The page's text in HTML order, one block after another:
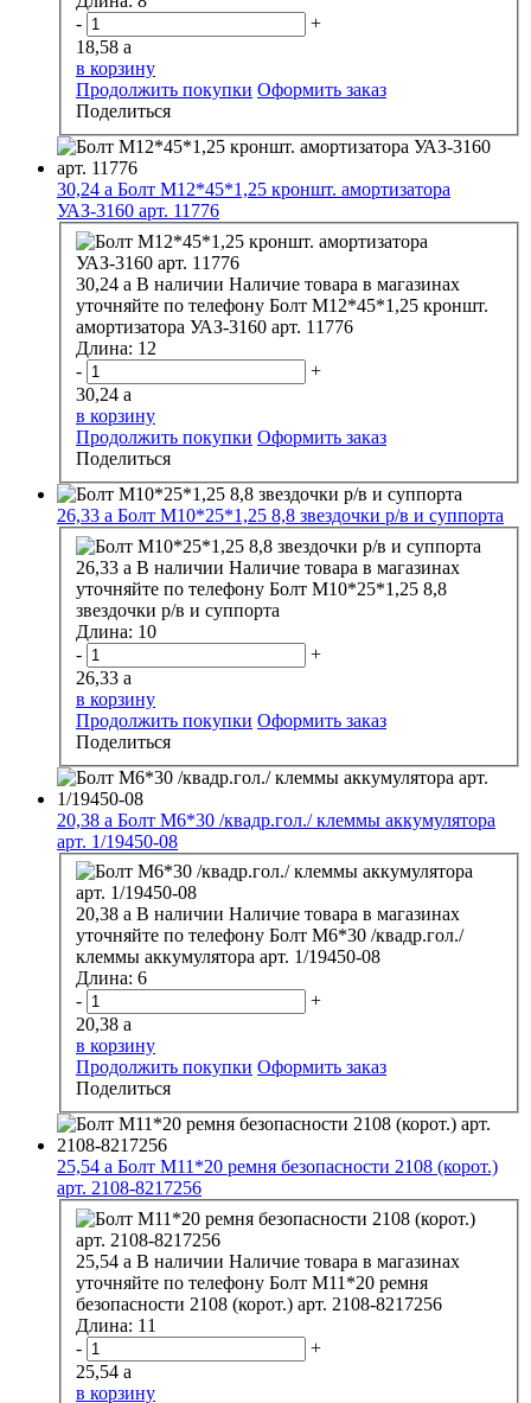
-
+
18,58 a
в корзину
Продолжить покупки Оформить заказ
Поделиться
30,24 a Болт М12*45*1,25 кроншт. амортизатора
УАЗ-3160 арт. 11776
30,24 a В наличии Наличие товара в магазинах
уточняйте по телефону Болт М12*45*1,25 кроншт.
амортизатора УАЗ-3160 арт. 11776
Длина: 12
-
+
30,24 a
в корзину
Продолжить покупки Оформить заказ
Поделиться
26,33 a Болт М10*25*1,25 8,8 звездочки р/в и суппорта
26,33 a В наличии Наличие товара в магазинах
уточняйте по телефону Болт М10*25*1,25 8,8
звездочки р/в и суппорта
Длина: 10
-
+
26,33 a
в корзину
Продолжить покупки Оформить заказ
Поделиться
20,38 a Болт М6*30 /квадр.гол./ клеммы аккумулятора
арт. 1/19450-08
20,38 a В наличии Наличие товара в магазинах
уточняйте по телефону Болт М6*30 /квадр.гол./
клеммы аккумулятора арт. 1/19450-08
Длина: 6
-
+
20,38 a
в корзину
Продолжить покупки Оформить заказ
Поделиться
25,54 a Болт М11*20 ремня безопасности 2108 (корот.)
арт. 2108-8217256
25,54 a В наличии Наличие товара в магазинах
уточняйте по телефону Болт М11*20 ремня
безопасности 2108 (корот.) арт. 2108-8217256
Длина: 11
-
+
25,54 a
в корзину